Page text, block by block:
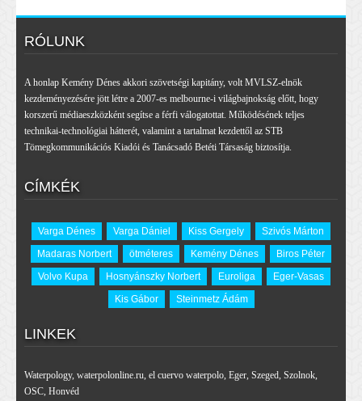
RÓLUNK
A honlap Kemény Dénes akkori szövetségi kapitány, volt MVLSZ-elnök
kezdeményezésére jött létre a 2007-es melbourne-i világbajnokság előtt, hogy
korszerű médiaeszközként segítse a férfi válogatottat. Működésének teljes
technikai-technológiai hátterét, valamint a tartalmat kezdettől az STB
Tömegkommunikációs Kiadói és Tanácsadó Betéti Társaság biztosítja.
CÍMKÉK
Varga Dénes Varga Dániel Kiss Gergely
Szivós Márton
Madaras Norbert
ötméteres Kemény Dénes
Biros Péter
Volvo Kupa
Hosnyánszky Norbert Euroliga
Eger-Vasas
Kis Gábor
Steinmetz Ádám
LINKEK
Waterpology, waterpolonline.ru, el cuervo waterpolo, Eger, Szeged, Szolnok,
OSC, Honvéd